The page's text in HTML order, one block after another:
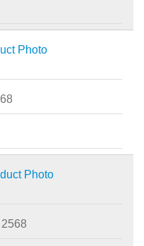
Photo
Photo